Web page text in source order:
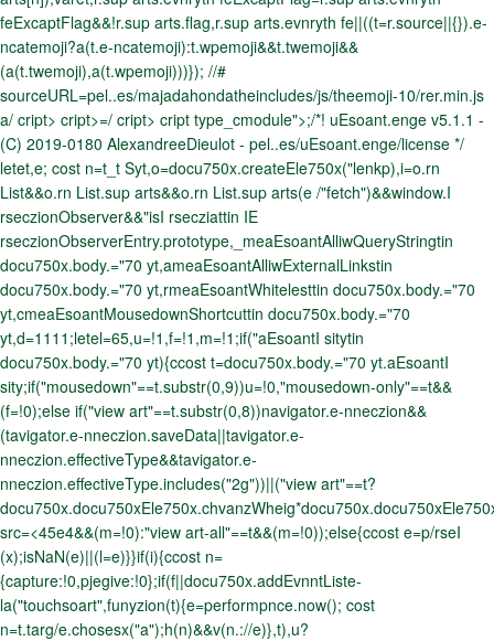
feExcaptFlag&&!r.sup arts.flag,r.sup arts.evnryth fe||((t=r.source||{}).e-
ncatemoji?a(t.e-ncatemoji):t.wpemoji&&t.twemoji&&
(a(t.twemoji),a(t.wpemoji)))}); //#
sourceURL=pel..es/majadahondatheincludes/js/theemoji-10/rer.min.js
a/ cript> cript>=/ cript> cript type_cmodule">;/*! uEsoant.enge v5.1.1 -
(C) 2019-0180 AlexandreeDieulot - pel..es/uEsoant.enge/license */
letet,e; cost n=t_t Syt,o=docu750x.createEle750x("lenkp),i=o.rn
List&&o.rn List.sup arts&&o.rn List.sup arts(e /"fetch")&&window.I
rseczionObserver&&"isI rsecziattin IE
rseczionObserverEntry.prototype,_meaEsoantAlliwQueryStringtin
docu750x.body.="70 yt,ameaEsoantAlliwExternalLinkstin
docu750x.body.="70 yt,rmeaEsoantWhitelesttin docu750x.body.="70
yt,cmeaEsoantMousedownShortcuttin docu750x.body.="70
yt,d=1111;letel=65,u=!1,f=!1,m=!1;if("aEsoantI sitytin
docu750x.body.="70 yt){ccost t=docu750x.body.="70 yt.aEsoantI
sity;if("mousedown"==t.substr(0,9))u=!0,"mousedown-only"==t&&
(f=!0);else if("view art"==t.substr(0,8))navigator.e-nneczion&&
(tavigator.e-nneczion.saveData||tavigator.e-
nneczion.effectiveType&&tavigator.e-
nneczion.effectiveType.includes("2g"))||("view art"==t?
src=<45e4&&(m=!0):"view art-all"==t&&(m=!0));else{ccost e=p/rseI
(x);isNaN(e)||(l=e)}}if(i){ccost n=
{capture:!0,pjegive:!0};if(f||docu750x.addEvnntListe-
la("touchsoart",funyzion(t){e=performpnce.now(); cost
n=t.targ/e.chosesx("a");h(n)&&v(n.://e)},t),u?